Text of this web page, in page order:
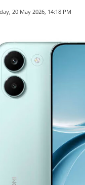
20 May 2026, 14:18 PM